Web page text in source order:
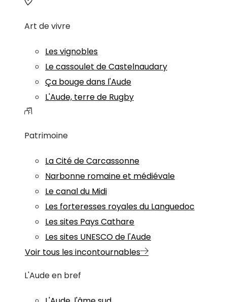
Art de vivre
Les vignobles
Le cassoulet de Castelnaudary
Ça bouge dans l'Aude
L'Aude, terre de Rugby
Patrimoine
La Cité de Carcassonne
Narbonne romaine et médiévale
Le canal du Midi
Les forteresses royales du Languedoc
Les sites Pays Cathare
Les sites UNESCO de l'Aude
Voir tous les incontournables
L'Aude en bref